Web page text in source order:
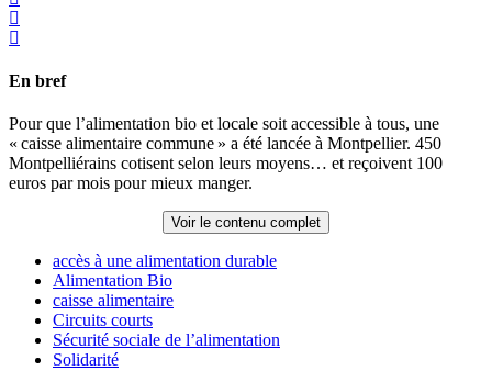
En bref
Pour que l’alimentation bio et locale soit accessible à tous, une
« caisse alimentaire commune » a été lancée à Montpellier. 450
Montpelliérains cotisent selon leurs moyens… et reçoivent 100
euros par mois pour mieux manger.
Voir le contenu complet
accès à une alimentation durable
Alimentation Bio
caisse alimentaire
Circuits courts
Sécurité sociale de l’alimentation
Solidarité